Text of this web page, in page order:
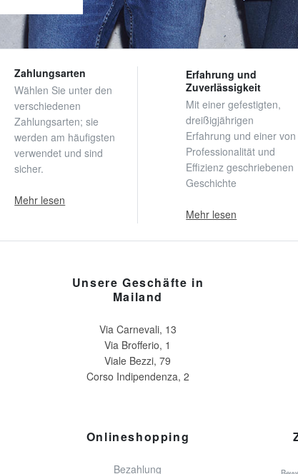
Zahlungsarten
Wählen Sie unter den
verschiedenen
Zahlungsarten; sie
werden am häufigsten
verwendet und sind
sicher.
Mehr lesen
Erfahrung und
Zuverlässigkeit
Mit einer gefestigten,
dreißigjährigen
Erfahrung und einer von
Professionalität und
Effizienz geschriebenen
Geschichte
Mehr lesen
Unsere Geschäfte in
Mailand
Via Carnevali, 13
Via Brofferio, 1
Viale Bezzi, 79
Corso Indipendenza, 2
Onlineshopping
Bezahlung